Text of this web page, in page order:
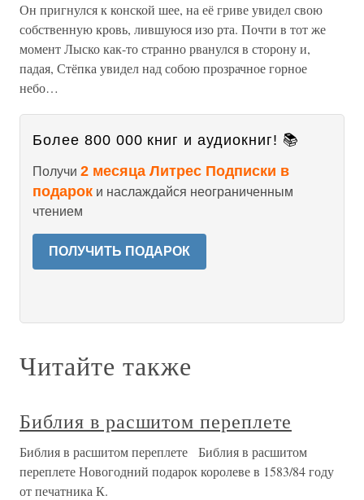
Он пригнулся к конской шее, на её гриве увидел свою
собственную кровь, лившуюся изо рта. Почти в тот же
момент Лыско как-то странно рванулся в сторону и,
падая, Стёпка увидел над собою прозрачное горное
небо…
Более 800 000 книг и аудиокниг! 📚
Получи 2 месяца Литрес Подписки в
подарок и наслаждайся неограниченным
чтением
ПОЛУЧИТЬ ПОДАРОК
Читайте также
Библия в расшитом переплете
Библия в расшитом переплете Библия в расшитом
переплете Новогодний подарок королеве в 1583/84 году
от печатника К.